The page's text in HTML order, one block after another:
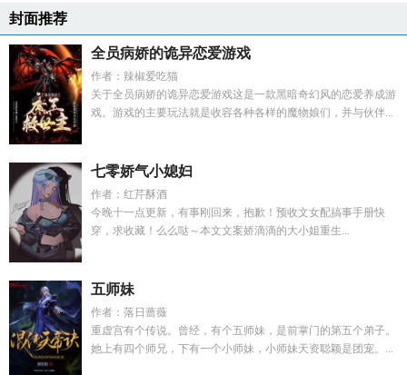
封面推荐
全员病娇的诡异恋爱游戏
作者：辣椒爱吃猫
关于全员病娇的诡异恋爱游戏这是一款黑暗奇幻风的恋爱养成游
戏。游戏的主要玩法就是收容各种各样的魔物娘们，并与伙伴...
七零娇气小媳妇
作者：红芹酥酒
今晚十一点更新，有事刚回来，抱歉！预收文女配搞事手册快
穿，求收藏！么么哒～本文文案娇滴滴的大小姐重生...
五师妹
作者：落日蔷薇
重虚宫有个传说。曾经，有个五师妹，是前掌门的第五个弟子。
她上有四个师兄，下有一个小师妹，小师妹天资聪颖是团宠。...